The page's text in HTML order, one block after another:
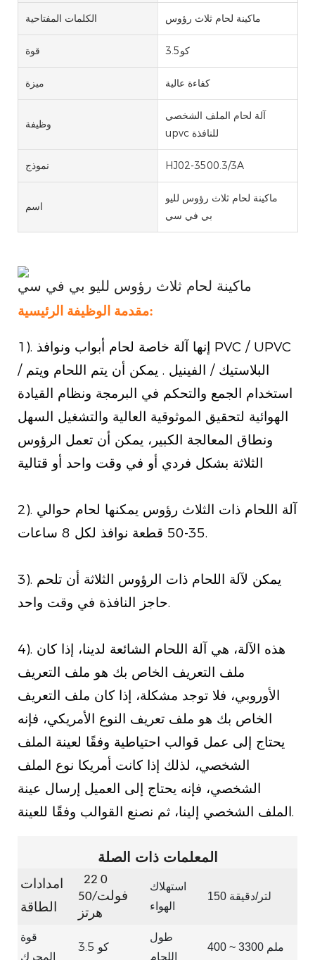
الكلمات المفتاحية ماكينة لحام ثلاث رؤوس
قوة كو3.5
ميزة كفاءة عالية
وظيفة
آلة لحام الملف الشخصي
upvc للنافذة
نموذج HJ02-3500.3/3A
اسم
ماكينة لحام ثلاث رؤوس لليو
بي في سي
ماكينة لحام ثلاث رؤوس لليو بي في سي
مقدمة الوظيفة الرئيسية:
1). إنها آلة خاصة لحام أبواب ونوافذ PVC / UPVC
/ البلاستيك / الفينيل . يمكن أن يتم اللحام ويتم
استخدام الجمع والتحكم في البرمجة ونظام القيادة
الهوائية لتحقيق الموثوقية العالية والتشغيل السهل
ونطاق المعالجة الكبير، يمكن أن تعمل الرؤوس
الثلاثة بشكل فردي أو في وقت واحد أو قتالية
2). آلة اللحام ذات الثلاث رؤوس يمكنها لحام حوالي
35-50 قطعة نوافذ لكل 8 ساعات.
3). يمكن لآلة اللحام ذات الرؤوس الثلاثة أن تلحم
حاجز النافذة في وقت واحد.
4). هذه الآلة، هي آلة اللحام الشائعة لدينا، إذا كان
ملف التعريف الخاص بك هو ملف التعريف
الأوروبي، فلا توجد مشكلة، إذا كان ملف التعريف
الخاص بك هو ملف تعريف النوع الأمريكي، فإنه
يحتاج إلى عمل قوالب احتياطية وفقًا لعينة الملف
الشخصي، لذلك إذا كانت أمريكا نوع الملف
الشخصي، فإنه يحتاج إلى العميل إرسال عينة
الملف الشخصي إلينا، ثم نصنع القوالب وفقًا للعينة.
المعلمات ذات الصلة
امدادات
الطاقة
22 0
فولت/50
هرتز
استهلاك
الهواء
150 لتر/دقيقة
قوة
المحرك
3.5 كو
طول
اللحام
400 ~ 3300 ملم